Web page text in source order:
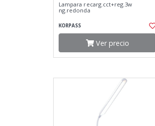
Lampara recarg.cct+reg.3w
ng.redonda
KORPASS
Ver precio